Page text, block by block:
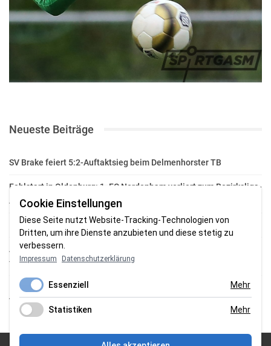
Neueste Beiträge
SV Brake feiert 5:2-Auftaktsieg beim Delmenhorster TB
Fehlstart in Oldenburg: 1. FC Nordenham verliert zum Bezirksliga-
Auftakt
Fußball in der Wesermarsch: Die Bilder vom Wochenende
Aufstieg geschafft: HSG-Unterweser-C-Jugend macht sich bereit
für die Oberliga
HSG Unterweser startet mit neuem Torwarttrainer in die
Vorbereitung
Cookie Einstellungen
Diese Seite nutzt Website-Tracking-Technologien von
Dritten, um ihre Dienste anzubieten und diese stetig zu
verbessern.
Impressum Datenschutzerklärung
Essenziell Mehr
Statistiken Mehr